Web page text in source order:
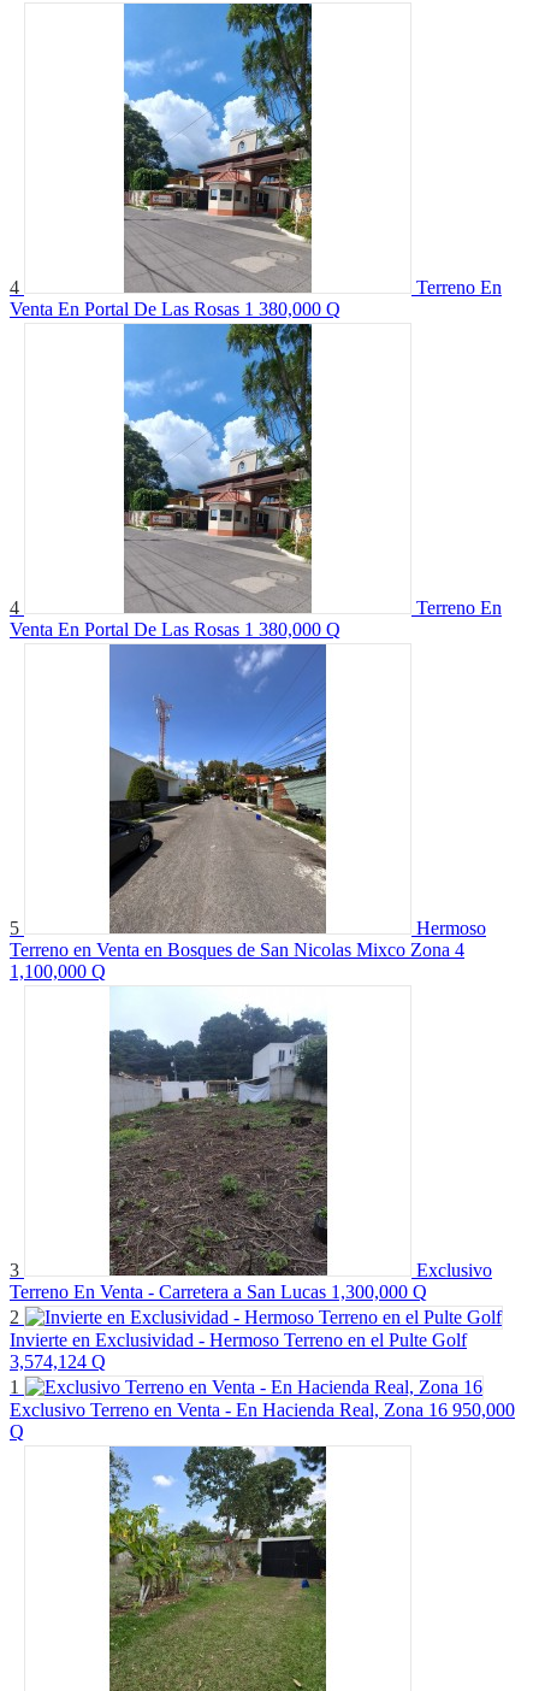
4
Terreno En
Venta En Portal De Las Rosas 1 380,000 Q
4
Terreno En
Venta En Portal De Las Rosas 1 380,000 Q
5
Hermoso
Terreno en Venta en Bosques de San Nicolas Mixco Zona 4
1,100,000 Q
3
Exclusivo
Terreno En Venta - Carretera a San Lucas 1,300,000 Q
2
Invierte en Exclusividad - Hermoso Terreno en el Pulte Golf
3,574,124 Q
1
Exclusivo Terreno en Venta - En Hacienda Real, Zona 16 950,000
Q